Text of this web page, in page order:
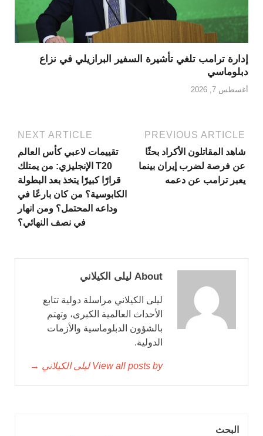
إدارة ترامب تلغي تأشيرة السفير البرازيلي في نزاع
دبلوماسي
أغسطس 7, 2026
PREVIOUS ARTICLE
شاهد المقاتلون الأكراد بحثًا
عن فرصة لضرب إيران بينما
يعبر ترامب عن دعمه
NEXT ARTICLE
تقييمات لاعبي كأس العالم
T20 الإنجليزي: من يمتلك
قرارًا كبيرًا يتخذ بعد البطولة
الكابوسية؟ من كان بارعًا في
وداعه المحتمل؟ ومن انهار
في نصف النهائي؟
About ليلى الكيلاني
ليلى الكيلاني مراسلة دولية تتابع
الأحداث العالمية الكبرى، وتهتم
بالشؤون الدبلوماسية والأزمات
الدولية.
View all posts by ليلى الكيلاني →
البحث